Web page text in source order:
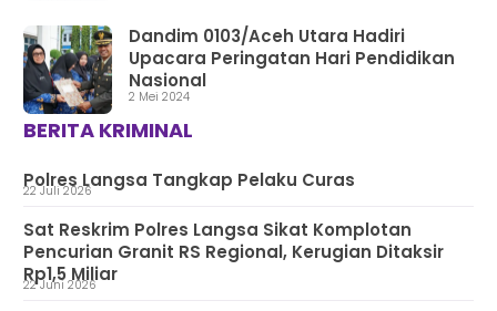
Dandim 0103/Aceh Utara Hadiri
Upacara Peringatan Hari Pendidikan
Nasional
2 Mei 2024
BERITA KRIMINAL
Polres Langsa Tangkap Pelaku Curas
22 Juli 2026
Sat Reskrim Polres Langsa Sikat Komplotan
Pencurian Granit RS Regional, Kerugian Ditaksir
Rp1,5 Miliar
22 Juni 2026